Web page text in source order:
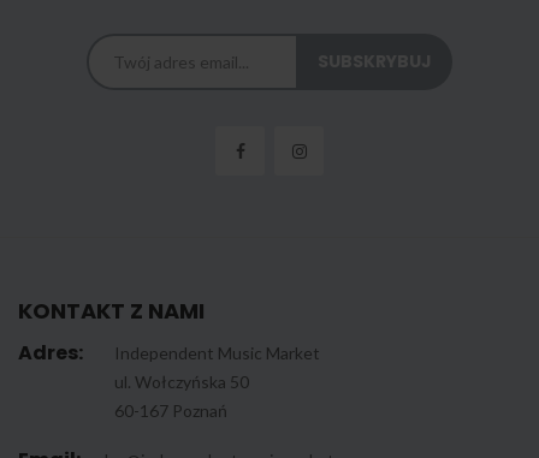
KONTAKT Z NAMI
Adres:
Independent Music Market
ul. Wołczyńska 50
60-167 Poznań